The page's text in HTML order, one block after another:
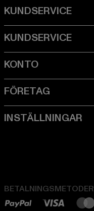
BETALNINGSMETODER